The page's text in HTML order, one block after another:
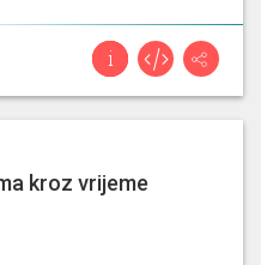
kroz vrijeme